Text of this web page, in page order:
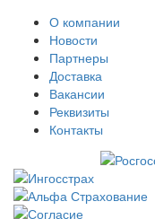
О компании
Новости
Партнеры
Доставка
Вакансии
Реквизиты
Контакты